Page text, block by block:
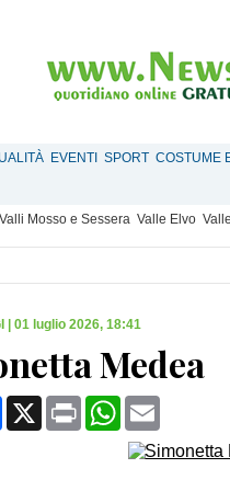
EVENTI SPORT COSTUME
Valli Mosso e Sessera Valle Elvo
01 luglio 2026, 18:41
Medea
Facebook
X Print WhatsApp